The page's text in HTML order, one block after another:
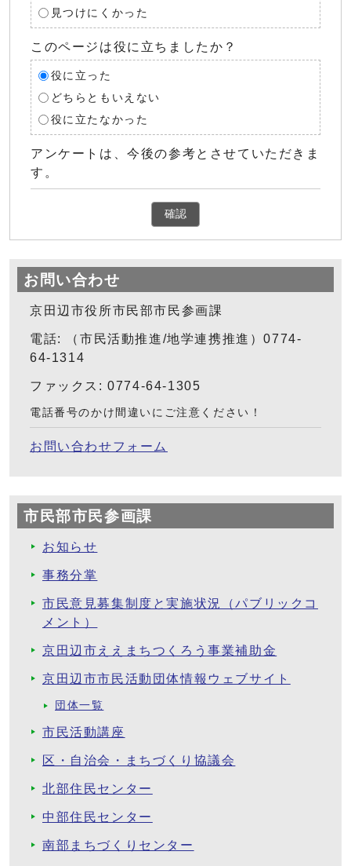
見つけにくかった
このページは役に立ちましたか？
役に立った
どちらともいえない
役に立たなかった
アンケートは、今後の参考とさせていただきま
す。
確認
お問い合わせ
京田辺市役所市民部市民参画課
電話: （市民活動推進/地学連携推進）0774-
64-1314
ファックス: 0774-64-1305
電話番号のかけ間違いにご注意ください！
お問い合わせフォーム
市民部市民参画課
お知らせ
事務分掌
市民意見募集制度と実施状況（パブリックコ
メント）
京田辺市ええまちつくろう事業補助金
京田辺市市民活動団体情報ウェブサイト
団体一覧
市民活動講座
区・自治会・まちづくり協議会
北部住民センター
中部住民センター
南部まちづくりセンター